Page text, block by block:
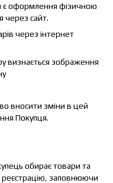
є оформлення фізичною
сайт.
через інтернет
визнається зображення
вносити зміни в цей
Покупця.
обирає товари та
реєстрацію, заповнюючи